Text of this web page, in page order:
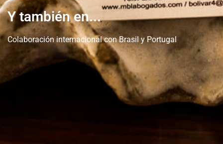
Y también en...
Colaboración internacional con Brasil y Portugal